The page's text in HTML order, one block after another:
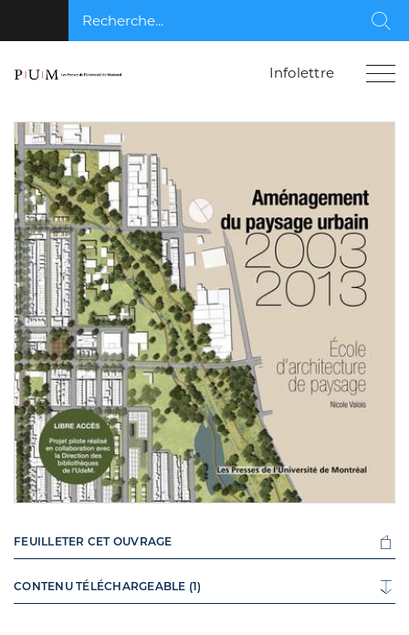
Recherche...
Infolettre
FEUILLETER CET OUVRAGE
CONTENU TÉLÉCHARGEABLE (1)